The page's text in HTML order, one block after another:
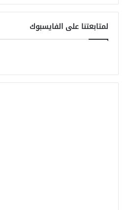
لمتابعتنا على الفايسبوك